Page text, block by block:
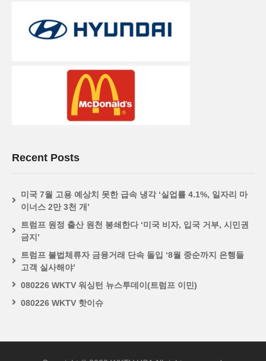
Recent Posts
미국 7월 고용 예상치 못한 급속 냉각 ‘실업률 4.1%, 일자리 마
이너스 2만 3천 개’
트럼프 원정 출산 원천 봉쇄한다 ‘미국 비자, 입국 거부, 시민권
금지’
트럼프 불법체류자 금융거래 단속 돌입 ‘8월 중순까지 은행들
고객 실사해야’
080226 WKTV 워싱턴 뉴스투데이(트럼프 이민)
080226 WKTV 핫이슈